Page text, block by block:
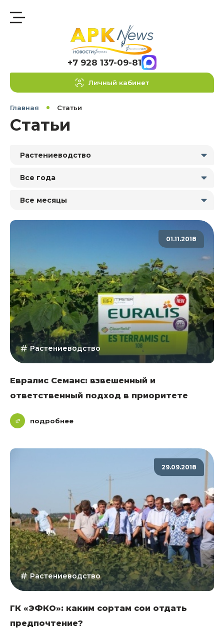
+7 928 137-09-81
Личный кабинет
Главная Статьи
Статьи
Растениеводство
Все года
Все месяцы
01.11.2018
Растениеводство
Евралис Семанс: взвешенный и
ответственный подход в приоритете
подробнее
29.09.2018
Растениеводство
ГК «ЭФКО»: каким сортам сои отдать
предпочтение?